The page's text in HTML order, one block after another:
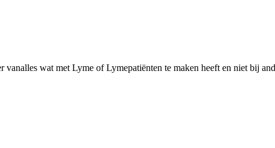
wat met Lyme of Lymepatiënten te maken heeft en niet bij